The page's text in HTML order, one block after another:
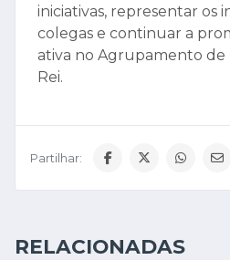
iniciativas, representar os
colegas e continuar a
ativa no Agrupamento de
Rei.
Partilhar:
RELACIONADAS